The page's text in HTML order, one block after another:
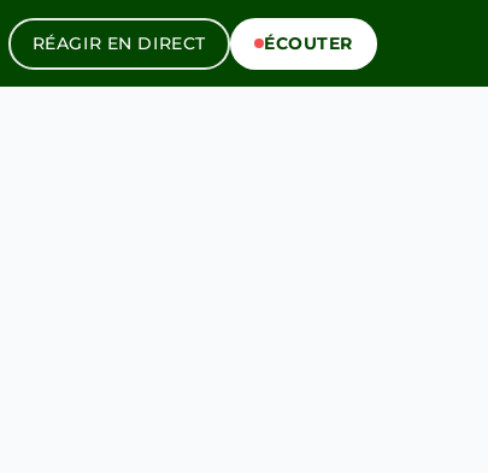
RÉAGIR EN DIRECT ÉCOUTER